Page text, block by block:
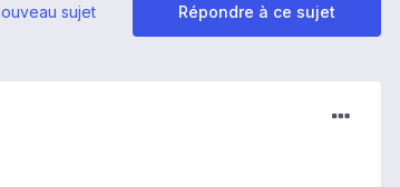
Répondre à ce sujet
sujet